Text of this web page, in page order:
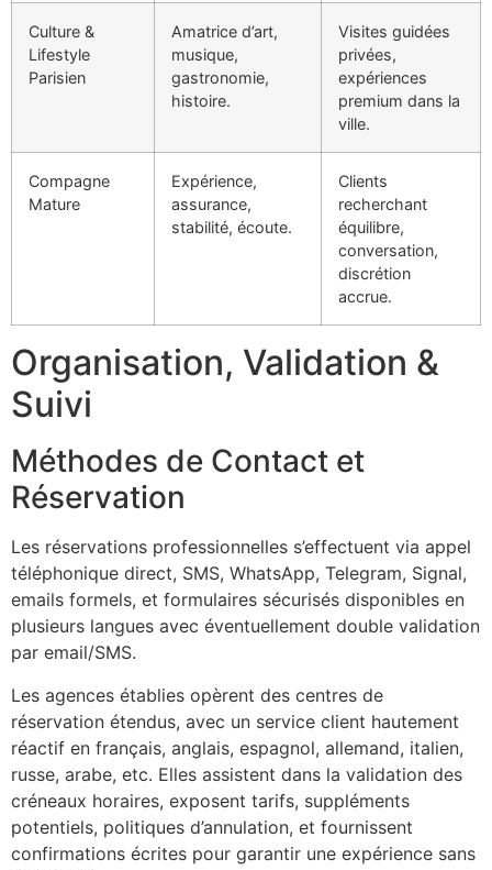
Culture &
Lifestyle
Parisien
Amatrice d’art,
musique,
gastronomie,
histoire.
Visites guidées
privées,
expériences
premium dans la
ville.
Compagne
Mature
Expérience,
assurance,
stabilité, écoute.
Clients
recherchant
équilibre,
conversation,
discrétion
accrue.
Organisation, Validation &
Suivi
Méthodes de Contact et
Réservation
Les réservations professionnelles s’effectuent via appel
téléphonique direct, SMS, WhatsApp, Telegram, Signal,
emails formels, et formulaires sécurisés disponibles en
plusieurs langues avec éventuellement double validation
par email/SMS.
Les agences établies opèrent des centres de
réservation étendus, avec un service client hautement
réactif en français, anglais, espagnol, allemand, italien,
russe, arabe, etc. Elles assistent dans la validation des
créneaux horaires, exposent tarifs, suppléments
potentiels, politiques d’annulation, et fournissent
confirmations écrites pour garantir une expérience sans